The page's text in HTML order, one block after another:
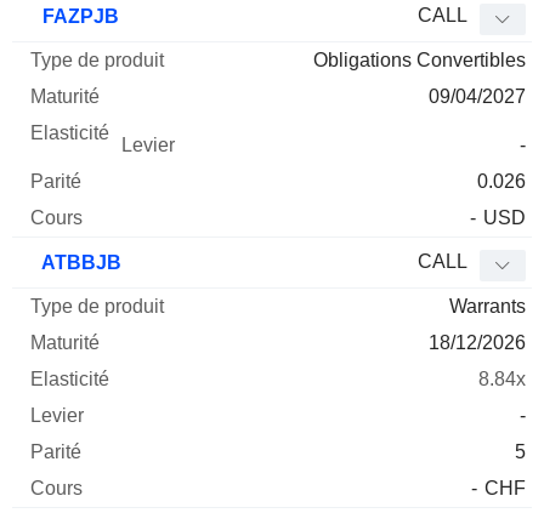
FAZPJB CALL
Obligations Convertibles
09/04/2027
-
0.026
- USD
ATBBJB CALL
Warrants
18/12/2026
8.84x
-
5
- CHF